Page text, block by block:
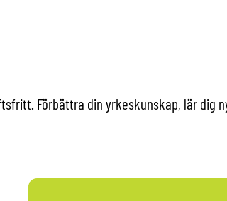
Förbättra din yrkeskunskap, lär dig